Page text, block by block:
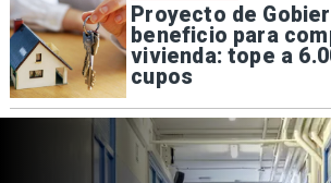
Proyecto de
beneficio para
vivienda: tope a
cupos